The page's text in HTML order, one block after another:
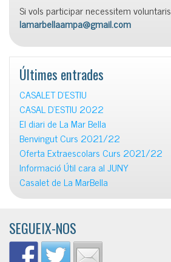
Si vols participar necessitem voluntaris
lamarbellaampa@gmail.com
Últimes entrades
CASALET D’ESTIU
CASAL D’ESTIU 2022
El diari de La Mar Bella
Benvingut Curs 2021/22
Oferta Extraescolars Curs 2021/22
Informació Útil cara al JUNY
Casalet de La MarBella
SEGUEIX-NOS